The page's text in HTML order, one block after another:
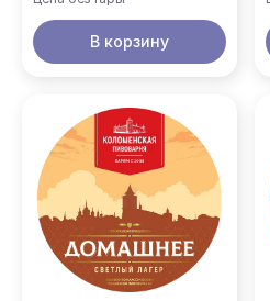
В корзину